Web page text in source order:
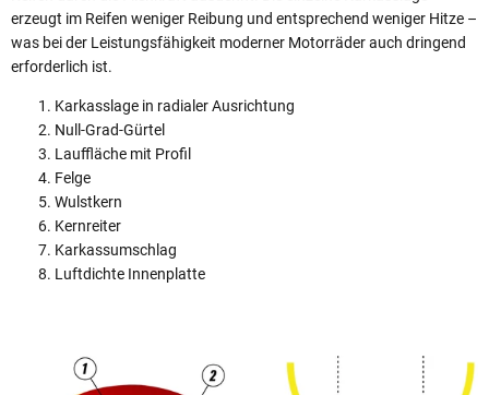
erzeugt im Reifen weniger Reibung und entsprechend weniger Hitze –
was bei der Leistungsfähigkeit moderner Motorräder auch dringend
erforderlich ist.
Karkasslage in radialer Ausrichtung
Null-Grad-Gürtel
Lauffläche mit Profil
Felge
Wulstkern
Kernreiter
Karkassumschlag
Luftdichte Innenplatte